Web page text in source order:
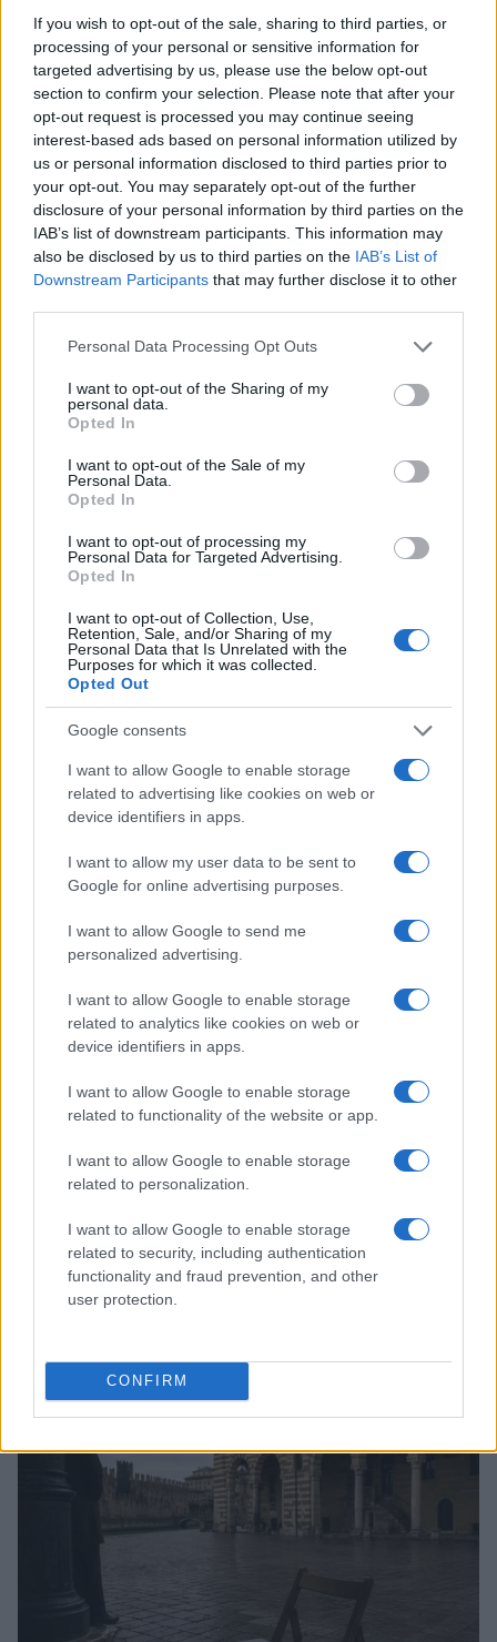
If you wish to opt-out of the sale, sharing to third parties, or
processing of your personal or sensitive information for
targeted advertising by us, please use the below opt-out
section to confirm your selection. Please note that after your
opt-out request is processed you may continue seeing
interest-based ads based on personal information utilized by
us or personal information disclosed to third parties prior to
your opt-out. You may separately opt-out of the further
disclosure of your personal information by third parties on the
IAB’s list of downstream participants. This information may
also be disclosed by us to third parties on the IAB’s List of
Downstream Participants that may further disclose it to other
Please note that this website/app uses one or more Google
not limited to your visit or usage behaviour. You may click to
grant or deny consent to Google and its third-party tags to
use your data for below specified purposes in below Google
consent section.
Personal Data Processing Opt Outs
I want to opt-out of the Sharing of my
personal data.
Opted In
I want to opt-out of the Sale of my
Personal Data.
Opted In
I want to opt-out of processing my
Personal Data for Targeted Advertising.
Opted In
I want to opt-out of Collection, Use,
Retention, Sale, and/or Sharing of my
Personal Data that Is Unrelated with the
Purposes for which it was collected.
Opted Out
Google consents
I want to allow Google to enable storage
related to advertising like cookies on web or
device identifiers in apps.
I want to allow my user data to be sent to
Google for online advertising purposes.
I want to allow Google to send me
personalized advertising.
I want to allow Google to enable storage
related to analytics like cookies on web or
device identifiers in apps.
I want to allow Google to enable storage
related to functionality of the website or app.
I want to allow Google to enable storage
related to personalization.
I want to allow Google to enable storage
related to security, including authentication
functionality and fraud prevention, and other
user protection.
CONFIRM
Resta da vedere come si evolverà la loro storia nel
tempo, ma al momento Valerio Ciaffaroni e
Arianna Mercuriosembrano avere scelto di
rispondere alle critiche con fatti e con la
condivisione di istanti comuni, trasformando
l’attenzione mediatica in un altro elemento della
loro convivenza sentimentale. L’episodio dimostra
quanto il confine tra vita privata e spettacolo sia
sempre più sottile nell’era dei social e deireality
AUTORE
AiAdhubMedia
Continua a leggere
TELEVISIONE
Camilla Fiore · 7 Ago 2026
TELEVISIONE